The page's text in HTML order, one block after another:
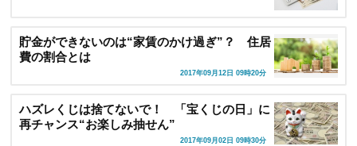
貯金ができないのは“家賃のかけ過ぎ”？ 住居
費の割合とは
2017年09月12日 09時20分
ハズレくじは捨てないで！ 「宝くじの日」に
再チャンス“お楽しみ抽せん”
2017年09月02日 09時30分